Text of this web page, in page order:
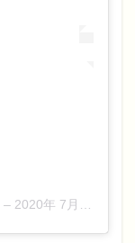
– 2020年 7月月27日午前4時03分PDT